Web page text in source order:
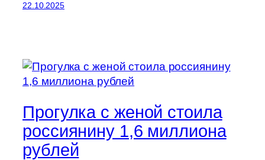
22.10.2025
Прогулка с женой стоила
россиянину 1,6 миллиона
рублей